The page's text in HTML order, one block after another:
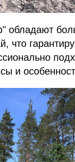
обладают
что
и